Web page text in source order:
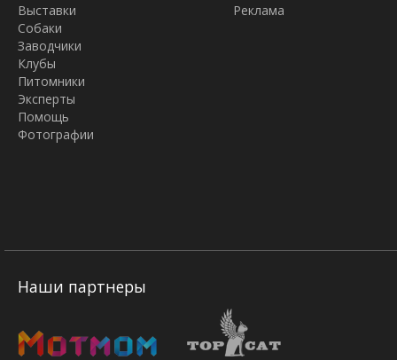
Выставки
Собаки
Заводчики
Клубы
Питомники
Эксперты
Помощь
Фотографии
Реклама
Наши партнеры